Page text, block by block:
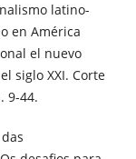
latino-
en América
el nuevo
siglo XXI. Corte
9-44.